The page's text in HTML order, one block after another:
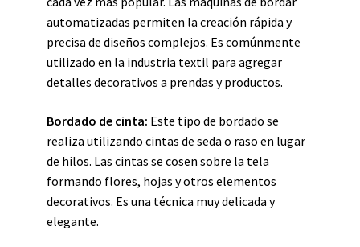
automatizadas permiten la creación rápida y
precisa de diseños complejos. Es comúnmente
utilizado en la industria textil para agregar
detalles decorativos a prendas y productos.
Bordado de cinta: Este tipo de bordado se
realiza utilizando cintas de seda o raso en lugar
de hilos. Las cintas se cosen sobre la tela
formando flores, hojas y otros elementos
decorativos. Es una técnica muy delicada y
elegante.